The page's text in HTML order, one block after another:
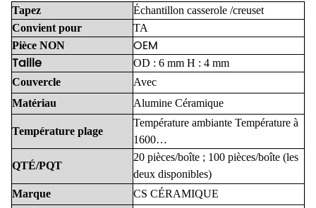
Tapez
Échantillon casserole /creuset
Convient pour
TA
Pièce NON
OEM
Taille
OD : 6 mm H : 4 mm
Couvercle
Avec
Matériau
Alumine Céramique
Température plage
Température ambiante Température à
1600…
QTÉ/PQT
20 pièces/boîte ; 100 pièces/boîte (les
deux disponibles)
Marque
CS CÉRAMIQUE